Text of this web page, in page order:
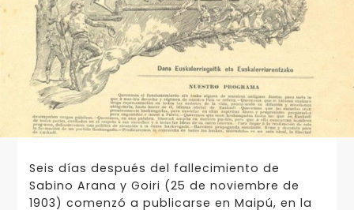
Seis días después del fallecimiento de
Sabino Arana y Goiri (25 de noviembre de
1903) comenzó a publicarse en Maipú, en la